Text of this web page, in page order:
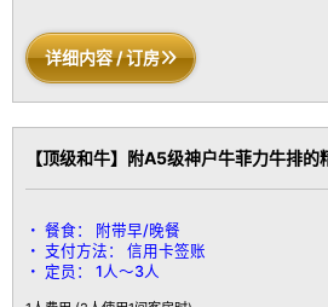
详细内容 / 订房
【顶级和牛】附A5级神户牛菲力牛排的
餐食：
附带早/晚餐
支付方法：
信用卡签账
定员：
1人～3人